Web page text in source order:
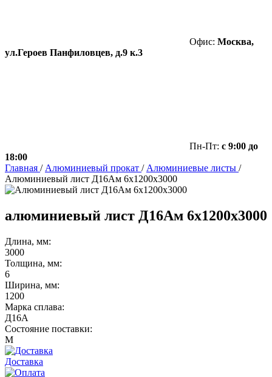
Офис: Москва,
ул.Героев Панфиловцев, д.9 к.3
Пн-Пт: с 9:00 до
18:00
Главная / Алюминиевый прокат / Алюминиевые листы /
Алюминиевый лист Д16Ам 6х1200х3000
алюминиевый лист Д16Ам 6х1200х3000
Длина, мм:
3000
Толщина, мм:
6
Ширина, мм:
1200
Марка сплава:
Д16А
Состояние поставки:
М
Доставка